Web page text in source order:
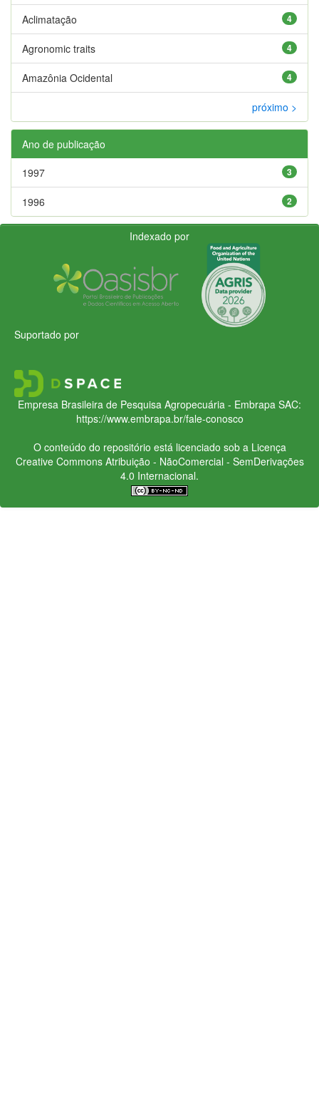
4
Aclimatação
4
Agronomic traits
4
Amazônia Ocidental
próximo >
Ano de publicação
3
1997
2
1996
Indexado por
Suportado por
Empresa Brasileira de Pesquisa Agropecuária - Embrapa SAC:
https://www.embrapa.br/fale-conosco
O conteúdo do repositório está licenciado sob a Licença
Creative CommonsAtribuição - NãoComercial - SemDerivações
4.0 Internacional.